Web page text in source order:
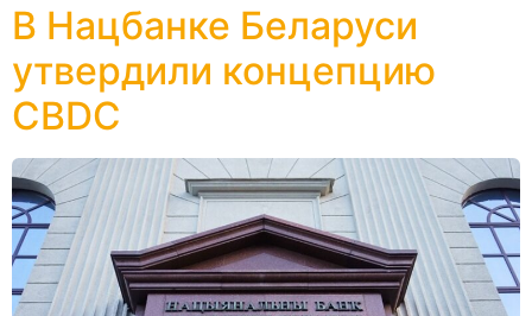
В Нацбанке Беларуси
утвердили концепцию
CBDC